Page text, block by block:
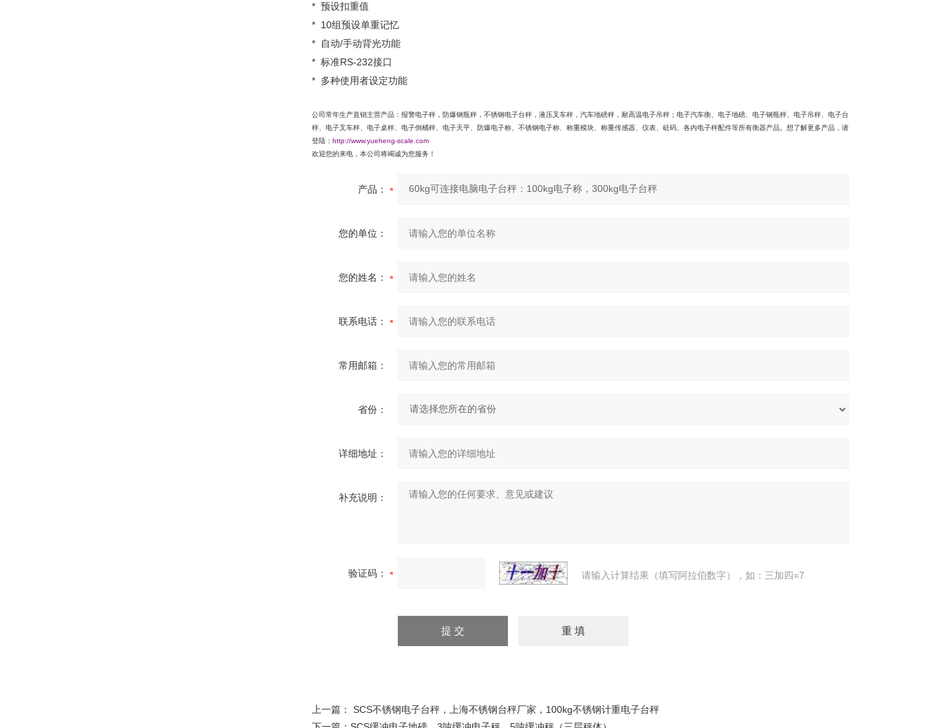
* 预设扣重值
* 10组预设单重记忆
* 自动/手动背光功能
* 标准RS-232接口
* 多种使用者设定功能
公司常年生产直销主营产品：报警电子秤，防爆钢瓶秤，不锈钢电子台秤，液压叉车秤，汽车地磅秤，耐高温电子吊秤；电子汽车衡、电子地磅、电子钢瓶秤、电子吊秤、电子台
秤、电子叉车秤、电子桌秤、电子倒桶秤、电子天平、防爆电子称、不锈钢电子称、称重模块、称重传感器、仪表、砝码、各内电子秤配件等所有衡器产品。想了解更多产品，请
登陆： http://www.yueheng-scale.com
欢迎您的来电，本公司将竭诚为您服务！
产品：
您的单位：
您的姓名：
联系电话：
常用邮箱：
省份：
详细地址：
补充说明：
验证码： 请输入计算结果（填写阿拉伯数字），如：三加四=7
上一篇： SCS不锈钢电子台秤，上海不锈钢台秤厂家，100kg不锈钢计重电子台秤